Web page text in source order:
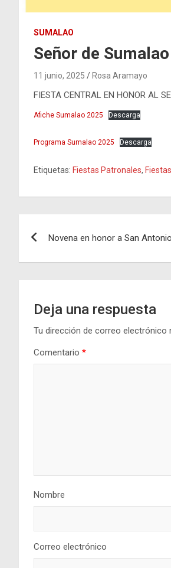
SUMALAO
Señor de Sumalao
11 junio, 2025 Rosa Aramayo
FIESTA CENTRAL EN HONOR AL
Afiche Sumalao 2025 Descarga
Programa Sumalao 2025 Descarga
Etiquetas: Fiestas Patronales,
Novena en honor a San
Deja una respuesta
Tu dirección de correo electrónico
Comentario *
Nombre
Correo electrónico